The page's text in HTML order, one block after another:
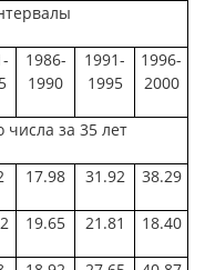
1986-
1990
1991-
1995
1996-
2000
числа за 35 лет
17.98 31.92 38.29
19.65 21.81 18.40